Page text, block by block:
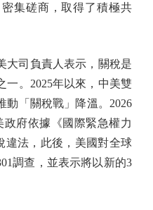
集磋商，取得了積極共
司負責人表示，關稅是
一。2025年以來，中美雙
動「關稅戰」降溫。2026
府依據《國際緊急權力
違法，此後，美國對全球
調查，並表示將以新的3